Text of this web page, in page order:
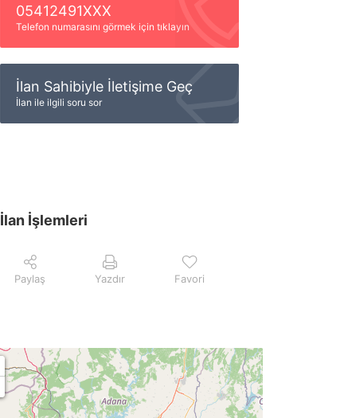
05412491XXX
Telefon numarasını görmek için tıklayın
İlan Sahibiyle İletişime Geç
İlan ile ilgili soru sor
İlan İşlemleri
Paylaş Yazdır Favori